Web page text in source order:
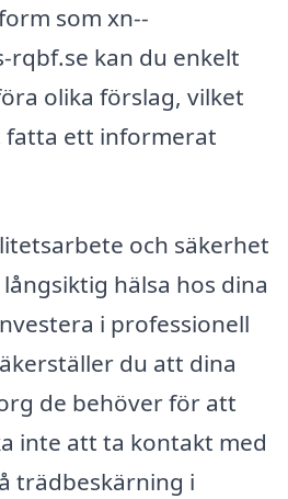
som xn--
kan du enkelt
olika förslag, vilket
fatta ett informerat
och säkerhet
hälsa hos dina
i professionell
du att dina
de behöver för att
inte att ta kontakt med
trädbeskärning i